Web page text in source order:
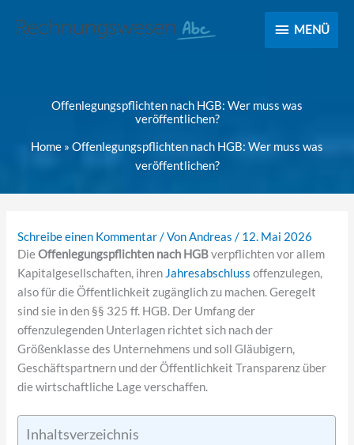
MENÜ
MENÜ
Offenlegungspflichten nach HGB: Wer muss was
veröffentlichen?
Home » Offenlegungspflichten nach HGB: Wer muss was
veröffentlichen?
Schreibe einen Kommentar / VonAndreas/ 12. Mai 2026
DieOffenlegungspflichten nach HGBverpflichten vor allem
Kapitalgesellschaften, ihren Jahresabschluss offenzulegen,
also für die Öffentlichkeit zugänglich zu machen. Geregelt
sind sie in den §§ 325 ff. HGB. Der Umfang der
offenzulegenden Unterlagen richtet sich nach der
Größenklasse des Unternehmens und soll Gläubigern,
Geschäftspartnern und der Öffentlichkeit Transparenz über
die wirtschaftliche Lage verschaffen.
Inhaltsverzeichnis